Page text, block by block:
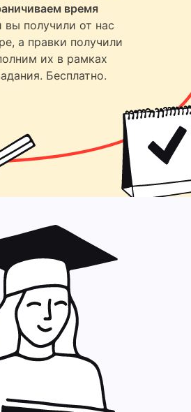
время
вы получили от нас
а правки получили
их в рамках
Бесплатно.